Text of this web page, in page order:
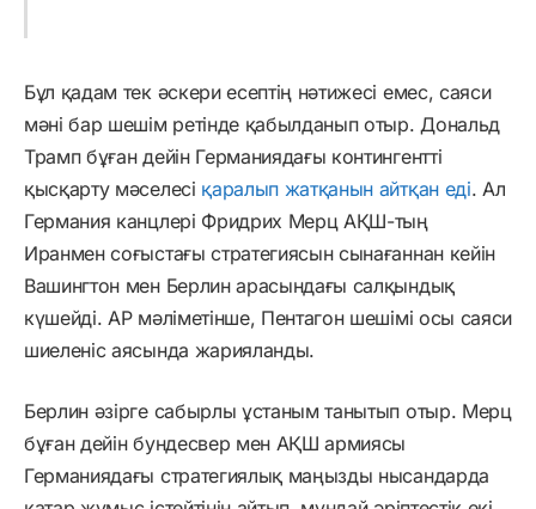
Бұл қадам тек әскери есептің нәтижесі емес, саяси
мәні бар шешім ретінде қабылданып отыр. Дональд
Трамп бұған дейін Германиядағы контингентті
қысқарту мәселесі қаралып жатқанын айтқан еді. Ал
Германия канцлері Фридрих Мерц АҚШ-тың
Иранмен соғыстағы стратегиясын сынағаннан кейін
Вашингтон мен Берлин арасындағы салқындық
күшейді. AP мәліметінше, Пентагон шешімі осы саяси
шиеленіс аясында жарияланды.
Берлин әзірге сабырлы ұстаным танытып отыр. Мерц
бұған дейін бундесвер мен АҚШ армиясы
Германиядағы стратегиялық маңызды нысандарда